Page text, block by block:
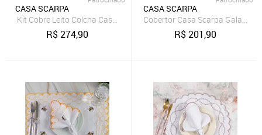
CASA SCARPA
Kit Cobre Leito Colcha Casa Scarpa Perone Queen Dupla Face
R$274,90
CASA SCARPA
Cobertor Casa Scarpa Galaxy
R$201,90